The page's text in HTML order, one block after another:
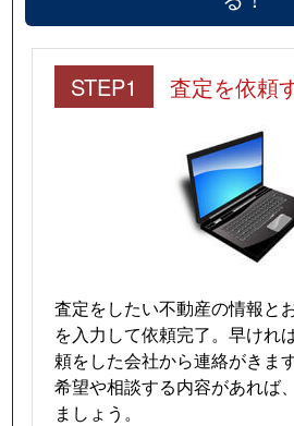
STEP1 査定を依頼
査定をしたい不動産の情報と
を入力して依頼完了。早けれ
頼をした会社から連絡がきます
希望や相談する内容があれば
ましょう。